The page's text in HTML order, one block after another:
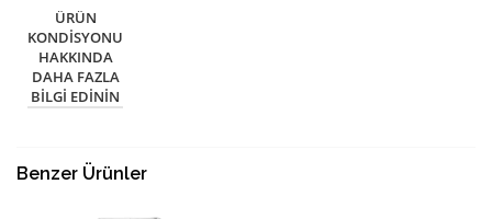
ÜRÜN
KONDISYONU
HAKKINDA
DAHA FAZLA
BILGI EDININ
Benzer Ürünler